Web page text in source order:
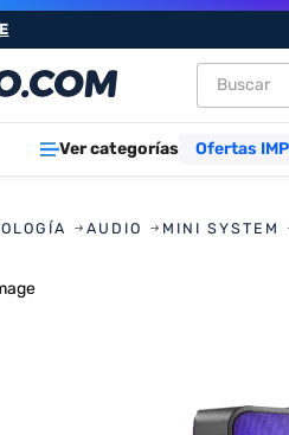
Buscar
Ver categorías Ofertas
AUDIO MINI SYSTEM
1.
7.